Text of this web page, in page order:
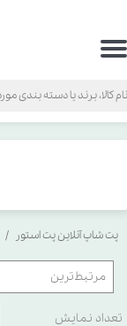
حساب کاربری من
سفارشات
پت شاپ آنلاین پت استور
مرتبط‌ترین
تعداد نمایش